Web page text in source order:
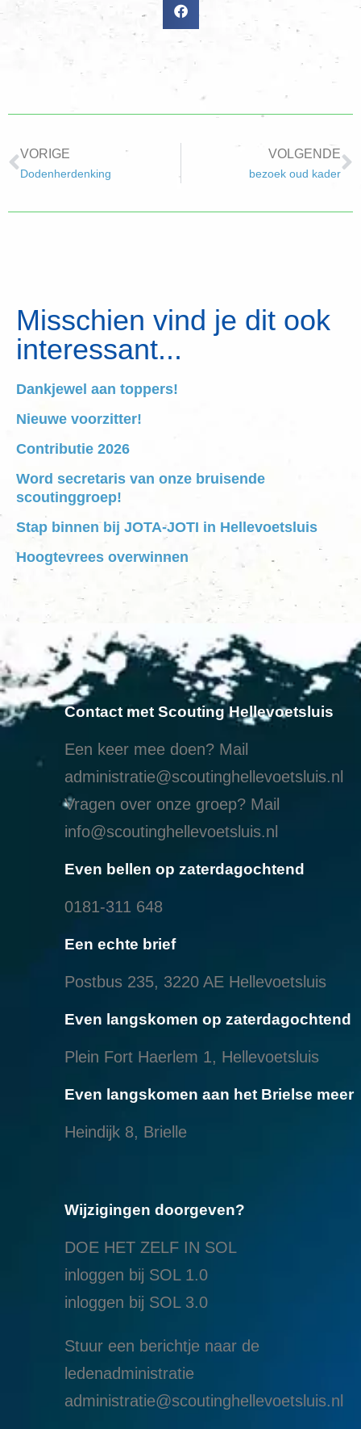
VORIGE
Dodenherdenking
VOLGENDE
bezoek oud kader
Misschien vind je dit ook
interessant...
Dankjewel aan toppers!
Nieuwe voorzitter!
Contributie 2026
Word secretaris van onze bruisende
scoutinggroep!
Stap binnen bij JOTA-JOTI in Hellevoetsluis
Hoogtevrees overwinnen
Contact met Scouting Hellevoetsluis
Een keer mee doen? Mail
administratie@scoutinghellevoetsluis.nl
Vragen over onze groep? Mail
info@scoutinghellevoetsluis.nl
Even bellen op zaterdagochtend
0181-311 648
Een echte brief
Postbus 235, 3220 AE Hellevoetsluis
Even langskomen op zaterdagochtend
Plein Fort Haerlem 1, Hellevoetsluis
Even langskomen aan het Brielse meer
Heindijk 8, Brielle
Wijzigingen doorgeven?
DOE HET ZELF IN SOL
inloggen bij SOL 1.0
inloggen bij SOL 3.0
Stuur een berichtje naar de
ledenadministratie
administratie@scoutinghellevoetsluis.nl